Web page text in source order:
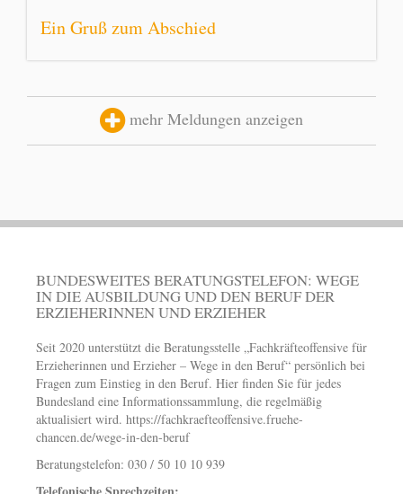
Ein Gruß zum Abschied
mehr Meldungen anzeigen
BUNDESWEITES BERATUNGSTELEFON: WEGE
IN DIE AUSBILDUNG UND DEN BERUF DER
ERZIEHERINNEN UND ERZIEHER
Seit 2020 unterstützt die Beratungsstelle „Fachkräfteoffensive für
Erzieherinnen und Erzieher – Wege in den Beruf“ persönlich bei
Fragen zum Einstieg in den Beruf. Hier finden Sie für jedes
Bundesland eine Informationssammlung, die regelmäßig
aktualisiert wird. https://fachkraefteoffensive.fruehe-
chancen.de/wege-in-den-beruf
Beratungstelefon: 030 / 50 10 10 939